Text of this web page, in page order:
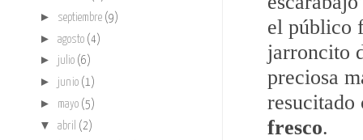
el público
jarroncito
preciosa
fresco.
► septiembre (9)
► agosto (4)
► julio (6)
► junio (1)
► mayo (5)
▼ abril (2)